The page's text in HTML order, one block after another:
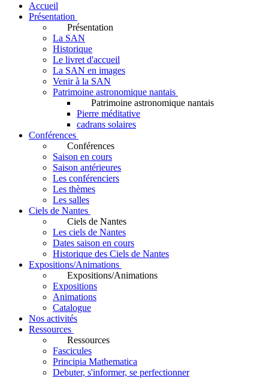
Accueil
Présentation
Présentation
La SAN
Historique
Le livret d'accueil
La SAN en images
Venir à la SAN
Patrimoine astronomique nantais
Patrimoine astronomique nantais
Pierre méditative
cadrans solaires
Conférences
Conférences
Saison en cours
Saison antérieures
Les conférenciers
Les thèmes
Les salles
Ciels de Nantes
Ciels de Nantes
Les ciels de Nantes
Dates saison en cours
Historique des Ciels de Nantes
Expositions/Animations
Expositions/Animations
Expositions
Animations
Catalogue
Nos activités
Ressources
Ressources
Fascicules
Principia Mathematica
Debuter, s'informer, se perfectionner